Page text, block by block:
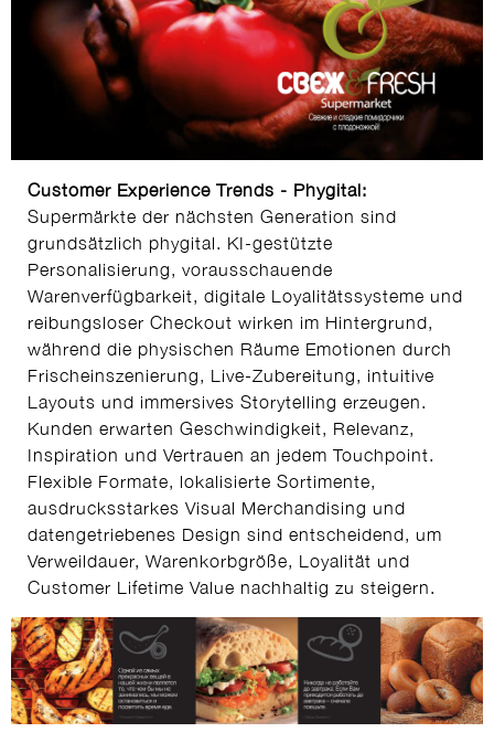
Customer Experience Trends - Phygital:
Supermärkte der nächsten Generation sind
grundsätzlich phygital. KI-gestützte
Personalisierung, vorausschauende
Warenverfügbarkeit, digitale Loyalitätssysteme und
reibungsloser Checkout wirken im Hintergrund,
während die physischen Räume Emotionen durch
Frischeinszenierung, Live-Zubereitung, intuitive
Layouts und immersives Storytelling erzeugen.
Kunden erwarten Geschwindigkeit, Relevanz,
Inspiration und Vertrauen an jedem Touchpoint.
Flexible Formate, lokalisierte Sortimente,
ausdrucksstarkes Visual Merchandising und
datengetriebenes Design sind entscheidend, um
Verweildauer, Warenkorbgröße, Loyalität und
Customer Lifetime Value nachhaltig zu steigern.